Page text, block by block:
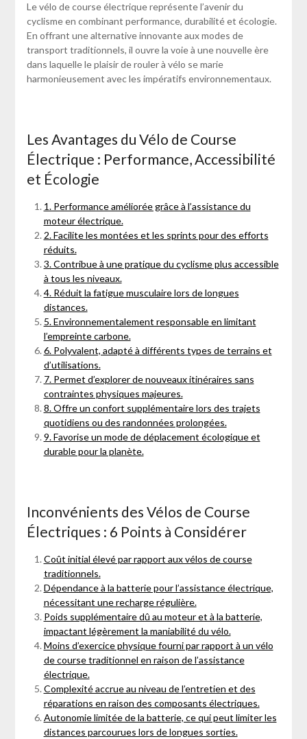
Le vélo de course électrique représente l’avenir du
cyclisme en combinant performance, durabilité et écologie.
En offrant une alternative innovante aux modes de
transport traditionnels, il ouvre la voie à une nouvelle ère
dans laquelle le plaisir de rouler à vélo se marie
harmonieusement avec les impératifs environnementaux.
Les Avantages du Vélo de Course
Électrique : Performance, Accessibilité
et Écologie
1. Performance améliorée grâce à l’assistance du
moteur électrique.
2. Facilite les montées et les sprints pour des efforts
réduits.
3. Contribue à une pratique du cyclisme plus accessible
à tous les niveaux.
4. Réduit la fatigue musculaire lors de longues
distances.
5. Environnementalement responsable en limitant
l’empreinte carbone.
6. Polyvalent, adapté à différents types de terrains et
d’utilisations.
7. Permet d’explorer de nouveaux itinéraires sans
contraintes physiques majeures.
8. Offre un confort supplémentaire lors des trajets
quotidiens ou des randonnées prolongées.
9. Favorise un mode de déplacement écologique et
durable pour la planète.
Inconvénients des Vélos de Course
Électriques : 6 Points à Considérer
Coût initial élevé par rapport aux vélos de course
traditionnels.
Dépendance à la batterie pour l’assistance électrique,
nécessitant une recharge régulière.
Poids supplémentaire dû au moteur et à la batterie,
impactant légèrement la maniabilité du vélo.
Moins d’exercice physique fourni par rapport à un vélo
de course traditionnel en raison de l’assistance
électrique.
Complexité accrue au niveau de l’entretien et des
réparations en raison des composants électriques.
Autonomie limitée de la batterie, ce qui peut limiter les
distances parcourues lors de longues sorties.